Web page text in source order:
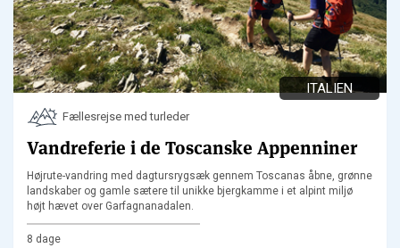
ITALIEN
Fællesrejse med turleder
Vandreferie i de Toscanske Appenniner
Højrute-vandring med dagtursrygsæk gennem Toscanas åbne, grønne
landskaber og gamle sætere til unikke bjergkamme i et alpint miljø
højt hævet over Garfagnanadalen.
8 dage